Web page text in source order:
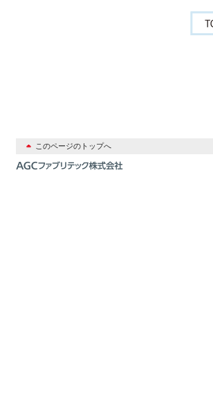
このページのトップへ